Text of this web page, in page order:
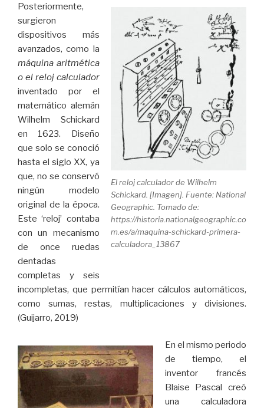
El reloj calculador de Wilhelm
Schickard. [Imagen]. Fuente: National
Geographic. Tomado de:
https://historia.nationalgeographic.co
m.es/a/maquina-schickard-primera-
calculadora_13867
Posteriormente,
surgieron
dispositivos más
avanzados, como la
máquina aritmética
o el reloj calculador
inventado por el
matemático alemán
Wilhelm Schickard
en 1623. Diseño
que solo se conoció
hasta el siglo XX, ya
que, no se conservó
ningún modelo
original de la época.
Este ‘reloj’ contaba
con un mecanismo
de once ruedas
dentadas
completas y seis
incompletas, que permitían hacer cálculos automáticos,
como sumas, restas, multiplicaciones y divisiones.
(Guijarro, 2019)
En el mismo periodo
de tiempo, el
inventor francés
Blaise Pascal creó
una calculadora